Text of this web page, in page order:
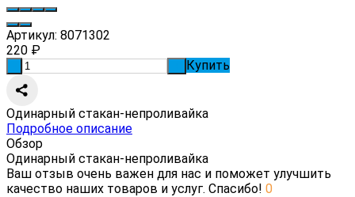
Артикул: 8071302
220 ₽
Купить
Одинарный стакан-непроливайка
Подробное описание
Обзор
Одинарный стакан-непроливайка
Ваш отзыв очень важен для нас и поможет улучшить
качество наших товаров и услуг. Спасибо! 0